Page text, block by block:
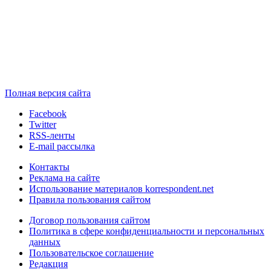
Полная версия сайта
Facebook
Twitter
RSS-ленты
E-mail рассылка
Контакты
Реклама на сайте
Использование материалов korrespondent.net
Правила пользования сайтом
Договор пользования сайтом
Политика в сфере конфиденциальности и персональных
данных
Пользовательское соглашение
Редакция